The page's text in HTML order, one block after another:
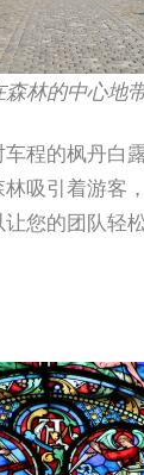
林的中心地
程的枫丹白
吸引着游客
您的团队轻